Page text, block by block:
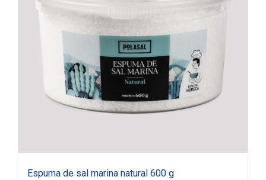
Espuma de sal marina natural 600 g